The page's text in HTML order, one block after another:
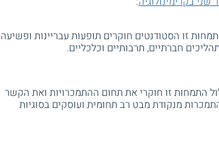
זו הסטודנטים חוקרים תופעות עבריינות ופשיעה
חברתיים, תרבותיים וכלכליים.
התמחות זו חוקרי את תחום ההתמכרויות ואת הקשר
מנקודת מבט רב תחומית ועוסקים בסוגיות